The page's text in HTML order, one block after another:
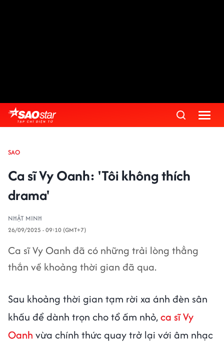
SAO
Ca sĩ Vy Oanh: 'Tôi không thích
drama'
NHẬT MINH
26/09/2025 - 09:10 (GMT+7)
Ca sĩ Vy Oanh đã có những trải lòng thẳng
thắn về khoảng thời gian đã qua.
Sau khoảng thời gian tạm rời xa ánh đèn sân
khấu để dành trọn cho tổ ấm nhỏ,ca sĩ Vy
Oanh vừa chính thức quay trở lại với âm nhạc